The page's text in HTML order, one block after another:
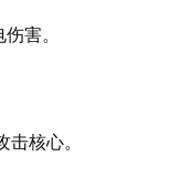
害。
核心。